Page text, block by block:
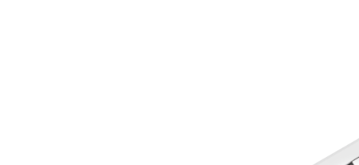
Stras­sen­leuchten